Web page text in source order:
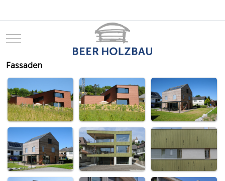
Mobile Menu Toggle
Fassaden